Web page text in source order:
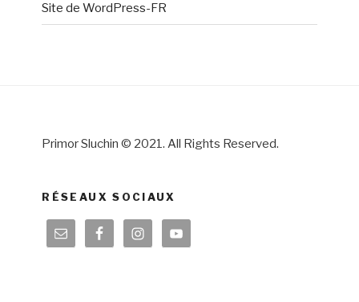
Site de WordPress-FR
Primor Sluchin © 2021. All Rights Reserved.
RÉSEAUX SOCIAUX